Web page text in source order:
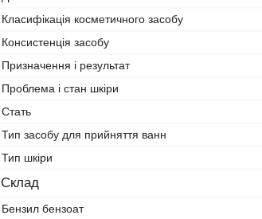
Класифікація косметичного засобу
Консистенція засобу
Призначення і результат
Проблема і стан шкіри
Стать
Тип засобу для прийняття ванн
Тип шкіри
Склад
Бензил бензоат